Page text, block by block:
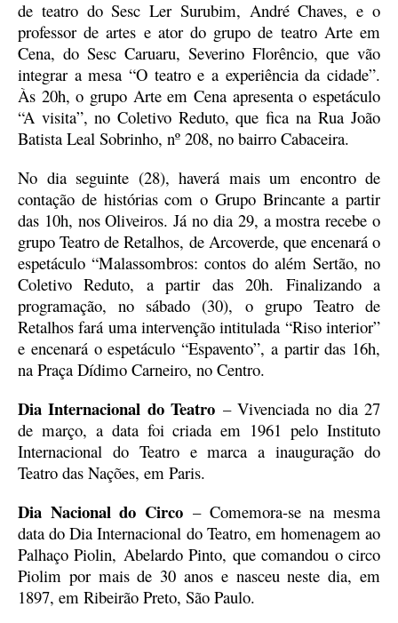
de teatro do Sesc Ler Surubim, André Chaves, e o
professor de artes e ator do grupo de teatro Arte em
Cena, do Sesc Caruaru, Severino Florêncio, que vão
integrar a mesa “O teatro e a experiência da cidade”.
Às 20h, o grupo Arte em Cena apresenta o espetáculo
“A visita”, no Coletivo Reduto, que fica na Rua João
Batista Leal Sobrinho, nº 208, no bairro Cabaceira.
No dia seguinte (28), haverá mais um encontro de
contação de histórias com o Grupo Brincante a partir
das 10h, nos Oliveiros. Já no dia 29, a mostra recebe o
grupo Teatro de Retalhos, de Arcoverde, que encenará o
espetáculo “Malassombros: contos do além Sertão, no
Coletivo Reduto, a partir das 20h. Finalizando a
programação, no sábado (30), o grupo Teatro de
Retalhos fará uma intervenção intitulada “Riso interior”
e encenará o espetáculo “Espavento”, a partir das 16h,
na Praça Dídimo Carneiro, no Centro.
Dia Internacional do Teatro – Vivenciada no dia 27
de março, a data foi criada em 1961 pelo Instituto
Internacional do Teatro e marca a inauguração do
Teatro das Nações, em Paris.
Dia Nacional do Circo – Comemora-se na mesma
data do Dia Internacional do Teatro, em homenagem ao
Palhaço Piolin, Abelardo Pinto, que comandou o circo
Piolim por mais de 30 anos e nasceu neste dia, em
1897, em Ribeirão Preto, São Paulo.